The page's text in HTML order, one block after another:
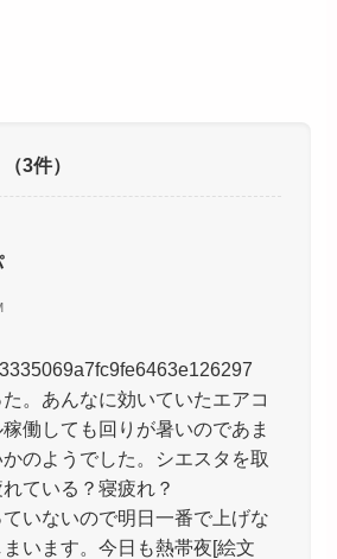
（3件）
。あんなに効いていたエアコ
働しても回りが暑いのであま
のようでした。シエスタを取
ている？寝疲れ？
いないので明日一番で上げな
います。今日も熱帯夜[絵文